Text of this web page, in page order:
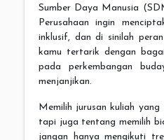
Sumber Daya Manusia
Perusahaan ingin
inklusif, dan di sinilah
kamu tertarik dengan
pada perkembangan
menjanjikan.
Memilih jurusan kuliah
tapi juga tentang memilih
jangan hanya mengikuti